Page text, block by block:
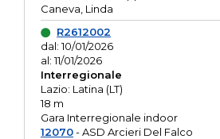
Caneva, Linda
R2612002
dal: 10/01/2026
al: 11/01/2026
Interregionale
Lazio: Latina (LT)
18 m
Gara Interregionale indoor
12070- ASD Arcieri Del Falco